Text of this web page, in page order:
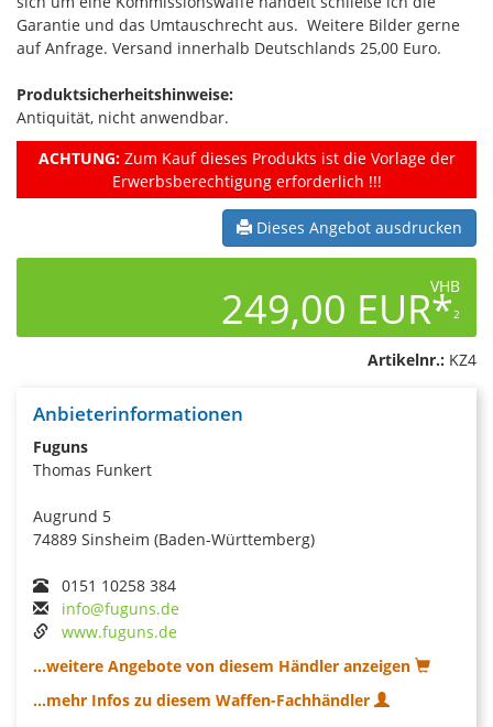
Garantie und das Umtauschrecht aus. Weitere Bilder gerne
auf Anfrage. Versand innerhalb Deutschlands 25,00 Euro.
Produktsicherheitshinweise:
Antiquität, nicht anwendbar.
ACHTUNG:Zum Kauf dieses Produkts ist die Vorlage der
Erwerbsberechtigung erforderlich !!!
Dieses Angebot ausdrucken
VHB
249,00 EUR*2
Artikelnr.: KZ4
Anbieterinformationen
Fuguns
Thomas Funkert
Augrund 5
74889 Sinsheim (Baden-Württemberg)
0151 10258 384
info@fuguns.de
www.fuguns.de
...weitere Angebote von diesem Händler anzeigen
...mehr Infos zu diesem Waffen-Fachhändler